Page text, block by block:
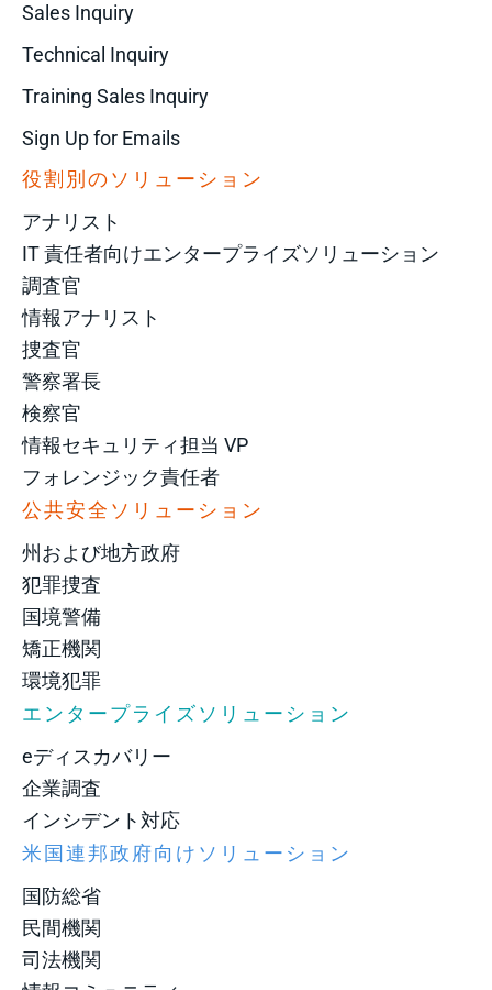
Sales Inquiry
Technical Inquiry
Training Sales Inquiry
Sign Up for Emails
役割別のソリューション
アナリスト
IT 責任者向けエンタープライズソリューション
調査官
情報アナリスト
捜査官
警察署長
検察官
情報セキュリティ担当 VP
フォレンジック責任者
公共安全ソリューション
州および地方政府
犯罪捜査
国境警備
矯正機関
環境犯罪
エンタープライズソリューション
eディスカバリー
企業調査
インシデント対応
米国連邦政府向けソリューション
国防総省
民間機関
司法機関